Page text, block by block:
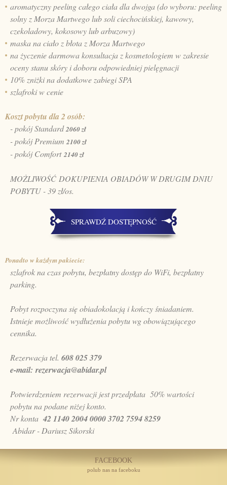
aromatyczny peeling całego ciała dla dwojga (do wyboru: peeling
solny z Morza Martwego lub soli ciechocińskiej, kawowy,
czekoladowy, kokosowy lub arbuzowy)
maska na ciało z błota z Morza Martwego
na życzenie darmowa konsultacja z kosmetologiem w zakresie
oceny stanu skóry i doboru odpowiedniej pielęgnacji
10% zniżki na dodatkowe zabiegi SPA
szlafroki w cenie
Koszt pobytu dla 2 osób:
- pokój Standard2060 zł
- pokój Premium 2100 zł
- pokój Comfort 2140 zł
MOŻLIWOŚĆ DOKUPIENIA OBIADÓW W DRUGIM DNIU
POBYTU - 39 zł/os.
SPRAWDŹ DOSTĘPNOŚĆ
Ponadto w każdym pakiecie:
szlafrok na czas pobytu, bezpłatny dostęp do WiFi, bezpłatny
parking.
Pobyt rozpoczyna się obiadokolacją i kończy śniadaniem.
Istnieje możliwość wydłużenia pobytu wg obowiązującego
cennika.
Rezerwacja tel. 608 025 379
e-mail:rezerwacja@abidar.pl
Potwierdzeniem rezerwacji jest przedpłata 50% wartości
pobytu na podane niżej konto.
Nr konta 42 1140 2004 0000 3702 7594 8259
Abidar - Dariusz Sikorski
FACEBOOK
polub nas na faceboku